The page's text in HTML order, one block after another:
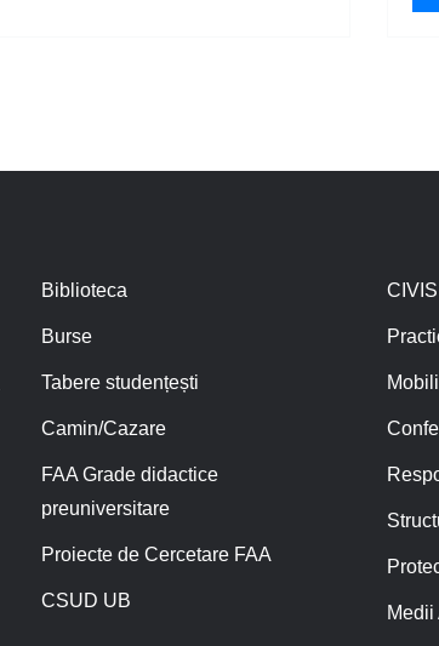
Biblioteca
Burse
Tabere studențești
Camin/Cazare
FAA Grade didactice
preuniversitare
Proiecte de Cercetare FAA
CSUD UB
CIVIS
Medii